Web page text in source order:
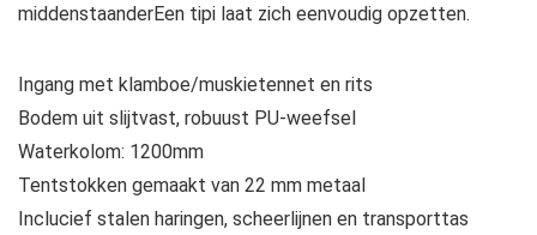
middenstaanderEen tipi laat zich eenvoudig opzetten.
Ingang met klamboe/muskietennet en rits
Bodem uit slijtvast, robuust PU-weefsel
Waterkolom: 1200mm
Tentstokken gemaakt van 22 mm metaal
Inclucief stalen haringen, scheerlijnen en transporttas